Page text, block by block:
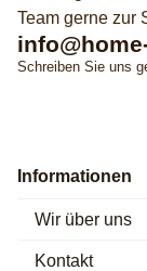
Team gerne zur
Schreiben Sie uns
Informationen
Wir über uns
Kontakt